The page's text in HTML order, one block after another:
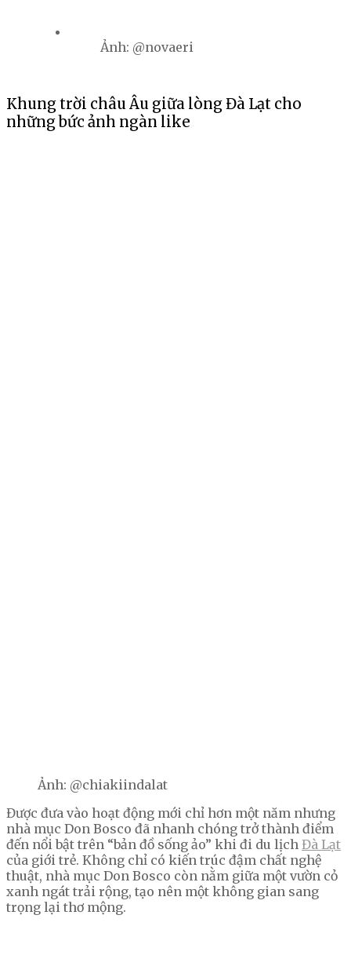
Ảnh: @novaeri
Khung trời châu Âu giữa lòng Đà Lạt cho
những bức ảnh ngàn like
Ảnh: @chiakiindalat
Được đưa vào hoạt động mới chỉ hơn một năm nhưng
nhà mục Don Bosco đã nhanh chóng trở thành điểm
đến nổi bật trên “bản đồ sống ảo” khi đi du lịch Đà Lạt
của giới trẻ. Không chỉ có kiến trúc đậm chất nghệ
thuật, nhà mục Don Bosco còn nằm giữa một vườn cỏ
xanh ngát trải rộng, tạo nên một không gian sang
trọng lại thơ mộng.